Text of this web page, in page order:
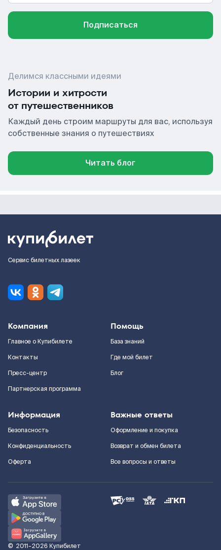
Подписаться
Делимся классными идеями
Истории и хитрости
от путешественников
Каждый день строим маршруты для вас, используя
собственные знания о путешествиях
Читать блог
Сервис билетных лазеек
Компания
Главное о Купибилете
Контакты
Пресс-центр
Партнерская программа
Помощь
База знаний
Где мой билет
Блог
Информация
Безопасность
Конфиденциальность
Оферта
Важные ответы
Оформление и покупка
Возврат и обмен билета
Все вопросы и ответы
© 2011–2026 Купибилет